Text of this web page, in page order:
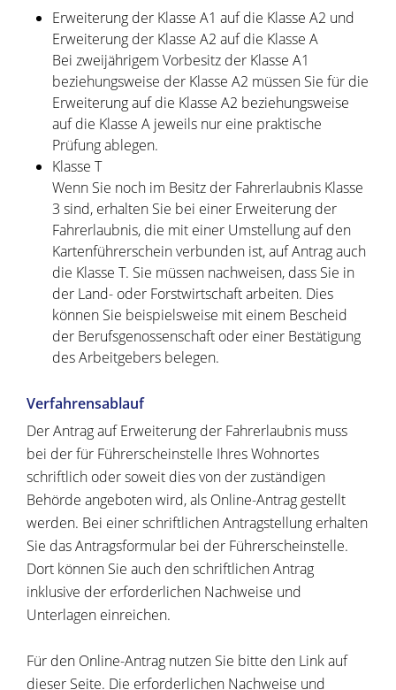
Erweiterung der Klasse A1 auf die Klasse A2 und
Erweiterung der Klasse A2 auf die Klasse A
Bei zweijährigem Vorbesitz der Klasse A1
beziehungsweise der Klasse A2 müssen Sie für die
Erweiterung auf die Klasse A2 beziehungsweise
auf die Klasse A jeweils nur eine praktische
Prüfung ablegen.
Klasse T
Wenn Sie noch im Besitz der Fahrerlaubnis Klasse
3 sind, erhalten Sie bei einer Erweiterung der
Fahrerlaubnis, die mit einer Umstellung auf den
Kartenführerschein verbunden ist, auf Antrag auch
die Klasse T. Sie müssen nachweisen, dass Sie in
der Land- oder Forstwirtschaft arbeiten. Dies
können Sie beispielsweise mit einem Bescheid
der Berufsgenossenschaft oder einer Bestätigung
des Arbeitgebers belegen.
Verfahrensablauf
Der Antrag auf Erweiterung der Fahrerlaubnis muss
bei der für Führerscheinstelle Ihres Wohnortes
schriftlich oder soweit dies von der zuständigen
Behörde angeboten wird, als Online-Antrag gestellt
werden. Bei einer schriftlichen Antragstellung erhalten
Sie das Antragsformular bei der Führerscheinstelle.
Dort können Sie auch den schriftlichen Antrag
inklusive der erforderlichen Nachweise und
Unterlagen einreichen.
Für den Online-Antrag nutzen Sie bitte den Link auf
dieser Seite. Die erforderlichen Nachweise und